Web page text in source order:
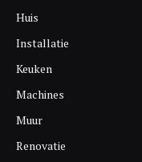
Huis
Installatie
Keuken
Machines
Muur
Renovatie